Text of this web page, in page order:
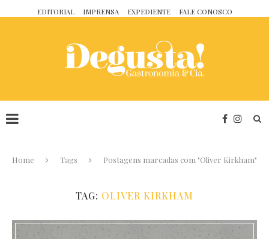
EDITORIAL IMPRENSA EXPEDIENTE FALE CONOSCO
Home Tags Postagens marcadas com "Oliver Kirkham"
TAG: OLIVER KIRKHAM